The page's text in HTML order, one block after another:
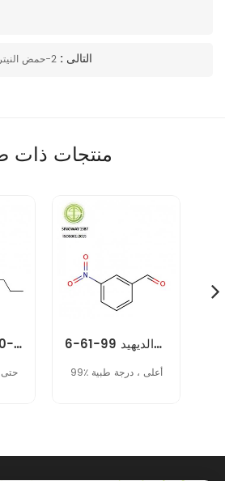
التالى : 2-حمض النيتروفينيل بورونيك 5570-19-4
منتجات ذات
Telmisartan متوسط 152628-03-0
99٪
م-نتروبنزالديهيد 99-61-6
99٪ أعلى ، درجة طبية